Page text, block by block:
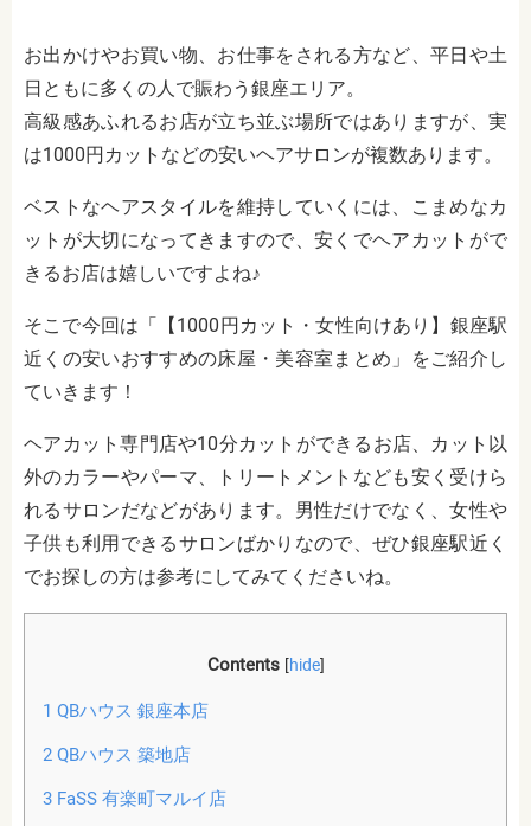
お出かけやお買い物、お仕事をされる方など、平日や土
日ともに多くの人で賑わう銀座エリア。
高級感あふれるお店が立ち並ぶ場所ではありますが、実
は1000円カットなどの安いヘアサロンが複数あります。
ベストなヘアスタイルを維持していくには、こまめなカ
ットが大切になってきますので、安くでヘアカットがで
きるお店は嬉しいですよね♪
そこで今回は「【1000円カット・女性向けあり】銀座駅
近くの安いおすすめの床屋・美容室まとめ」をご紹介し
ていきます！
ヘアカット専門店や10分カットができるお店、カット以
外のカラーやパーマ、トリートメントなども安く受けら
れるサロンだなどがあります。男性だけでなく、女性や
子供も利用できるサロンばかりなので、ぜひ銀座駅近く
でお探しの方は参考にしてみてくださいね。
Contents [hide]
1 QBハウス 銀座本店
2QBハウス 築地店
3FaSS 有楽町マルイ店